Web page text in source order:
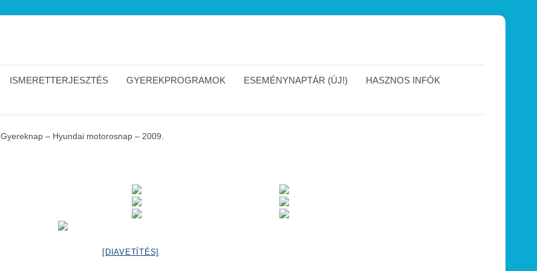
ISMERETTERJESZTÉS GYEREKPROGRAMOK ESEMÉNYNAPTÁR (ÚJ!)
HASZNOS INFÓK
Gyereknap – Hyundai motorosnap – 2009.
[DIAVETÍTÉS]